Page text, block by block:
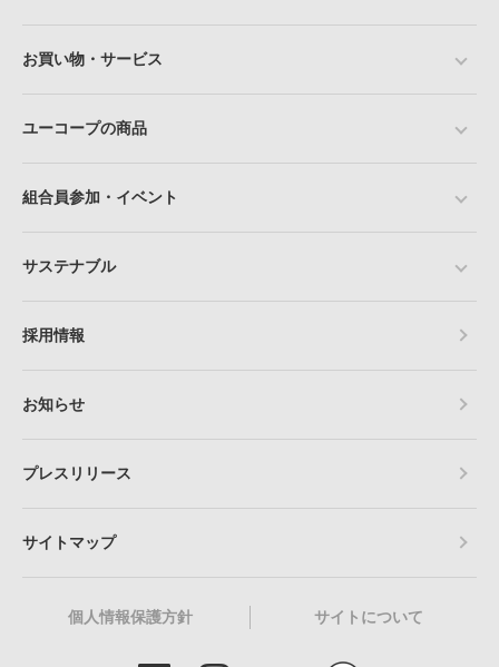
お買い物・サービス
ユーコープの商品
組合員参加・イベント
サステナブル
採用情報
お知らせ
プレスリリース
サイトマップ
個人情報保護方針 サイトについて